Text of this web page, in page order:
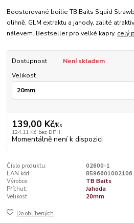
Boosterované boilie TB Baits Squid
olihně, GLM extraktu a jahody, zalité
nálevem. Bestseller pro velké kapry. celý
Dostupnost
Není skladem
Velikost
139,00 Kč/Ks
124,11 Kč bez DPH
Momentálně není k dispozici
Číslo produktu:
02600-1
EAN kód:
8596601002106
Výrobce:
TB Baits
Příchuť:
Jahoda
Velikost:
20mm
Do oblíbených